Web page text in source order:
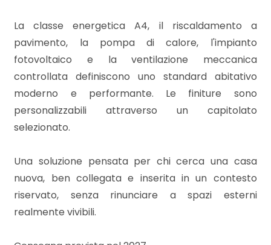
La classe energetica A4, il riscaldamento a
pavimento, la pompa di calore, l'impianto
fotovoltaico e la ventilazione meccanica
controllata definiscono uno standard abitativo
moderno e performante. Le finiture sono
personalizzabili attraverso un capitolato
selezionato.
Una soluzione pensata per chi cerca una casa
nuova, ben collegata e inserita in un contesto
riservato, senza rinunciare a spazi esterni
realmente vivibili.
2
3
5
5+